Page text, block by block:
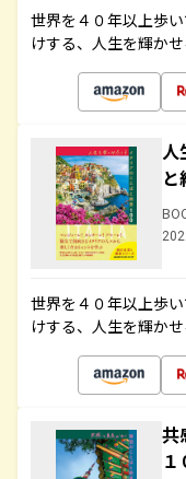
世界を４０年以上歩
けする、人生を輝か
人
と
世界を４０年以上歩
けする、人生を輝か
共
１